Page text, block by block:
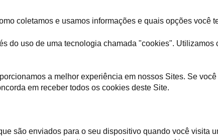
coletamos e usamos informações e quais opções você
do uso de uma tecnologia chamada "cookies".
a melhor experiência em nossos Sites. Se
em receber todos os cookies deste Site.
são enviados para o seu dispositivo quando você visita